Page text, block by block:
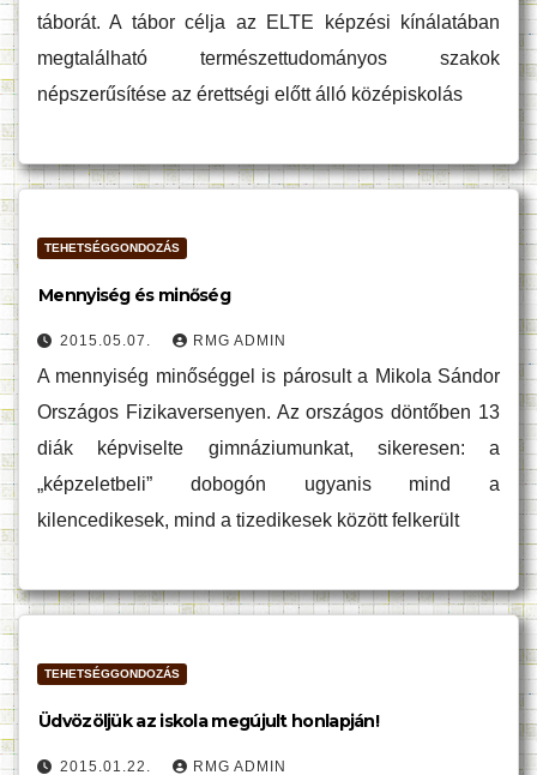
táborát. A tábor célja az ELTE képzési kínálatában
megtalálható természettudományos szakok
népszerűsítése az érettségi előtt álló középiskolás
TEHETSÉGGONDOZÁS
Mennyiség és minőség
2015.05.07. RMG ADMIN
A mennyiség minőséggel is párosult a Mikola Sándor
Országos Fizikaversenyen. Az országos döntőben 13
diák képviselte gimnáziumunkat, sikeresen: a
„képzeletbeli” dobogón ugyanis mind a
kilencedikesek, mind a tizedikesek között felkerült
TEHETSÉGGONDOZÁS
Üdvözöljük az iskola megújult honlapján!
2015.01.22. RMG ADMIN